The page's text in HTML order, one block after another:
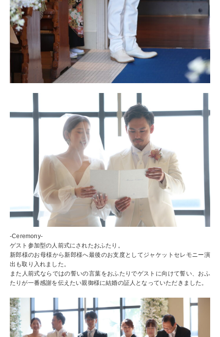
-Ceremony-
ゲスト参加型の人前式にされたおふたり。
新郎様のお母様から新郎様へ最後のお支度としてジャケットセレモニー演
出も取り入れました。
また人前式ならではの誓いの言葉をおふたりでゲストに向けて誓い、おふ
たりが一番感謝を伝えたい親御様に結婚の証人となっていただきました。